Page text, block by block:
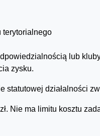
terytorialnego
lub
zysku.
statutowej działalności
Nie ma limitu kosztu